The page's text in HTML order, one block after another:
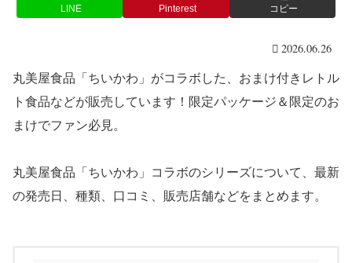
LINE Pinterest コピー
2026.06.26
丸美屋食品「ちいかわ」がコラボした、おまけ付きレトル
ト食品などが販売しています！限定パッケージ＆限定のお
まけでファン必見。
丸美屋食品「ちいかわ」コラボのシリーズについて、最新
の発売日、種類、口コミ、販売店舗などをまとめます。